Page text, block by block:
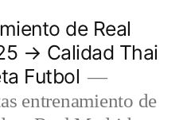
de Real
→ Calidad Thai
Futbol
entrenamiento de